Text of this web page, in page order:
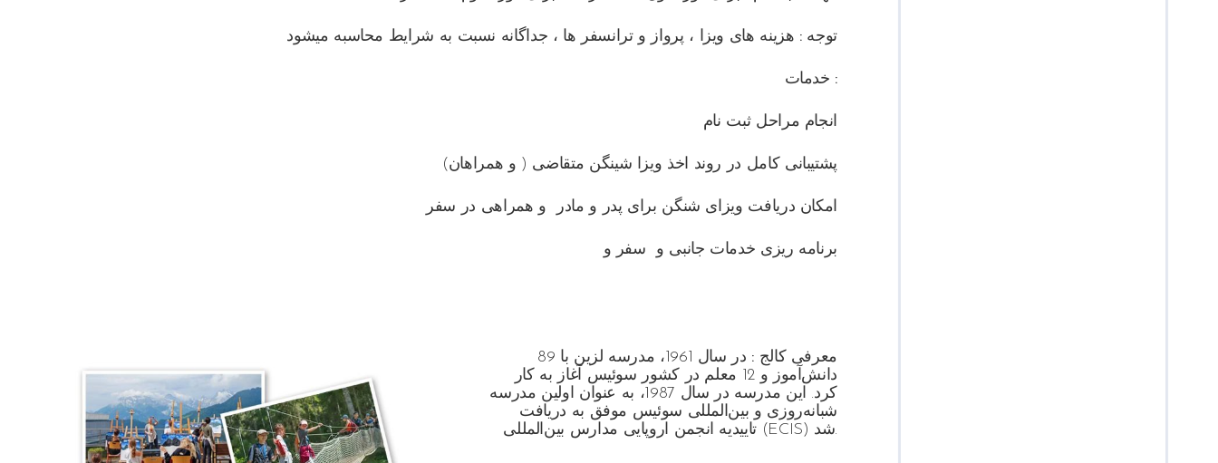
توجه : هزینه های ویزا ، پرواز و ترانسفر ها ، جداگانه نسبت به شرایط محاسبه میشود
خدمات :
انجام مراحل ثبت نام
پشتیبانی کامل در روند اخذ ویزا شینگن متقاضی ( و همراهان)
امکان دریافت ویزای شنگن برای پدر و مادر و همراهی در سفر
برنامه ریزی خدمات جانبی و سفر و
معرفی کالج :
در سال 1961، مدرسه لزین با 89
دانش‌آموز و 12 معلم در کشور سوئیس آغاز به کار
کرد. این مدرسه در سال 1987، به عنوان اولین مدرسه
شبانه‌روزی و بین‌المللی سوئیس موفق به دریافت
تاییدیه انجمن اروپایی مدارس بین‌المللی (ECIS) شد.